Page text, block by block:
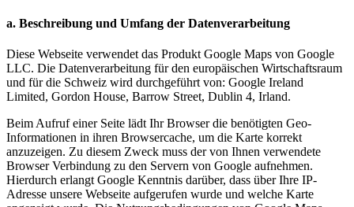
a. Beschreibung und Umfang der Datenverarbeitung
Diese Webseite verwendet das Produkt Google Maps von Google
LLC. Die Datenverarbeitung für den europäischen Wirtschaftsraum
und für die Schweiz wird durchgeführt von: Google Ireland
Limited, Gordon House, Barrow Street, Dublin 4, Irland.
Beim Aufruf einer Seite lädt Ihr Browser die benötigten Geo-
Informationen in ihren Browsercache, um die Karte korrekt
anzuzeigen. Zu diesem Zweck muss der von Ihnen verwendete
Browser Verbindung zu den Servern von Google aufnehmen.
Hierdurch erlangt Google Kenntnis darüber, dass über Ihre IP-
Adresse unsere Webseite aufgerufen wurde und welche Karte